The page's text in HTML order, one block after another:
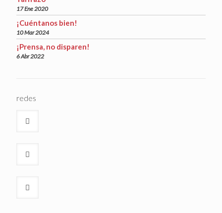
17 Ene 2020
¡Cuéntanos bien!
10 Mar 2024
¡Prensa, no disparen!
6 Abr 2022
redes